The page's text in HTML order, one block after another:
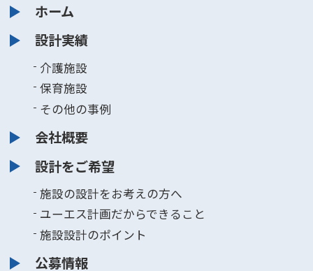
ホーム
設計実績
介護施設
保育施設
その他の事例
会社概要
設計をご希望
施設の設計をお考えの方へ
ユーエス計画だからできること
施設設計のポイント
公募情報